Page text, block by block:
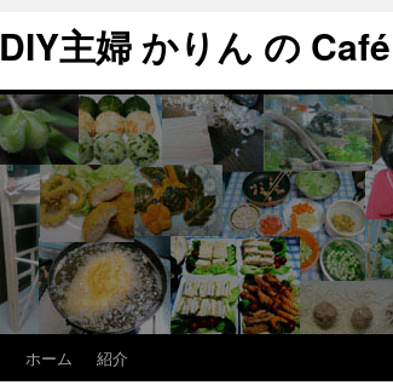
DIY主婦 かりん の
ホーム 紹介